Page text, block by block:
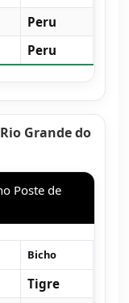
Peru
Peru
Grande do
Poste de
Bicho
Tigre